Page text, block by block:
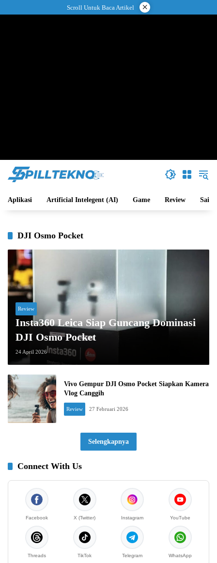
ke
Scroll Untuk Baca Artikel ×
Aplikasi Artificial Intelegent (AI) Game Review Sains
DJI Osmo Pocket
Review
Insta360 Leica Siap Guncang Dominasi
DJI Osmo Pocket
24 April 2026
Vivo Gempur DJI Osmo Pocket Siapkan Kamera
Vlog Canggih
Review 27 Februari 2026
Selengkapnya
Connect With Us
Facebook X (Twitter) Instagram YouTube
Threads TikTok Telegram WhatsApp